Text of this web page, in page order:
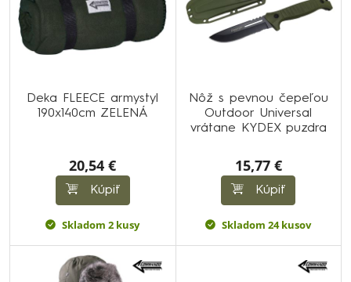
Deka FLEECE armystyl
190x140cm ZELENÁ
20,54 €
Kúpiť
Skladom 2 kusy
Nôž s pevnou čepeľou
Outdoor Universal
vrátane KYDEX puzdra
15,77 €
Kúpiť
Skladom 24 kusov